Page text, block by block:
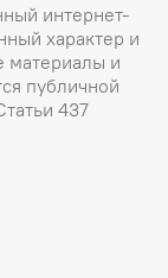
интернет-
характер и
материалы и
публичной
437